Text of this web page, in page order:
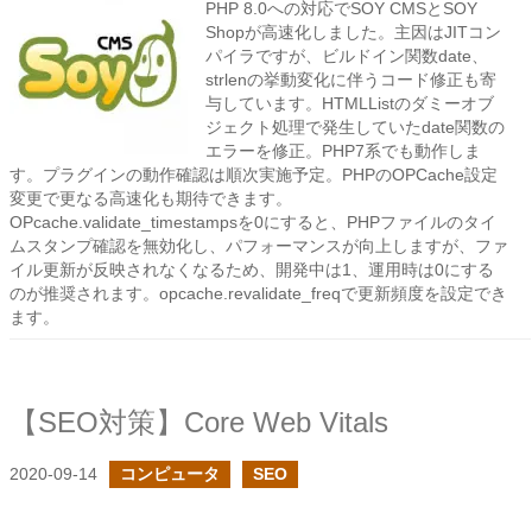
PHP 8.0への対応でSOY CMSとSOY
Shopが高速化しました。主因はJITコン
パイラですが、ビルドイン関数date、
strlenの挙動変化に伴うコード修正も寄
与しています。HTMLListのダミーオブ
ジェクト処理で発生していたdate関数の
エラーを修正。PHP7系でも動作しま
す。プラグインの動作確認は順次実施予定。PHPのOPCache設定
変更で更なる高速化も期待できます。
OPcache.validate_timestampsを0にすると、PHPファイルのタイ
ムスタンプ確認を無効化し、パフォーマンスが向上しますが、ファ
イル更新が反映されなくなるため、開発中は1、運用時は0にする
のが推奨されます。opcache.revalidate_freqで更新頻度を設定でき
ます。
【SEO対策】Core Web Vitals
2020-09-14 コンピュータ SEO